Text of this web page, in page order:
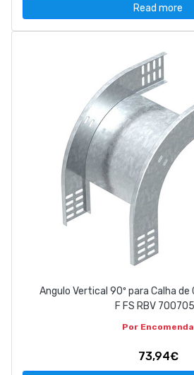
Read more
Angulo Vertical 90º para Calha
F FS RBV
Por Encomenda
73,94€